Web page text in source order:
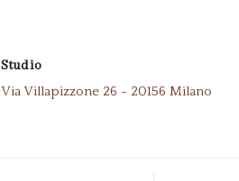
Studio
Via Villapizzone 26 - 20156 Milano